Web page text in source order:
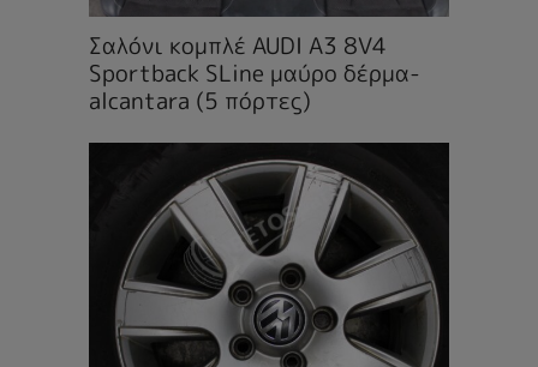
Σαλόνι κομπλέ AUDI A3 8V4
Sportback SLine μαύρο δέρμα-
alcantara (5 πόρτες)